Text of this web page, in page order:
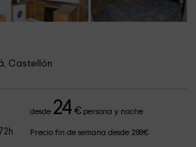
Castellón
desde 24 €persona y noche
Precio fin de semana desde 288€